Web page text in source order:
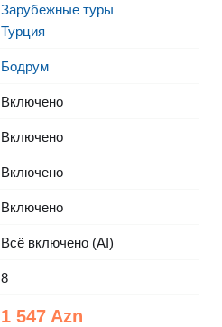
Зарубежные туры
Турция
Бодрум
Включено
Включено
Включено
Включено
Всё включено (AI)
8
1 547 Azn